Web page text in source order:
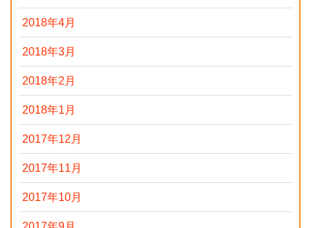
2018年4月
2018年3月
2018年2月
2018年1月
2017年12月
2017年11月
2017年10月